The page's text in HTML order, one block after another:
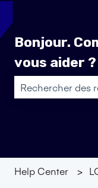
Bonjour.
vous aider ?
Il n'y a aucune
Help Center